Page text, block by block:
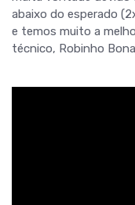
abaixo do esperado
e temos muito a
técnico, Robinho